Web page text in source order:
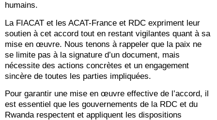
humains.
La FIACAT et les ACAT-France et RDC expriment leur
soutien à cet accord tout en restant vigilantes quant à sa
mise en œuvre. Nous tenons à rappeler que la paix ne
se limite pas à la signature d’un document, mais
nécessite des actions concrètes et un engagement
sincère de toutes les parties impliquées.
Pour garantir une mise en œuvre effective de l’accord, il
est essentiel que les gouvernements de la RDC et du
Rwanda respectent et appliquent les dispositions